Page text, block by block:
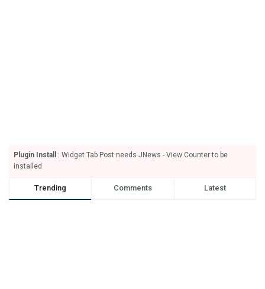
Plugin Install
: Widget Tab Post needs JNews - View Counter to be
installed
Trending Comments Latest